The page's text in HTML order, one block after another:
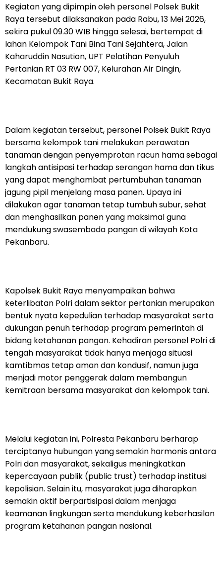
Kegiatan yang dipimpin oleh personel Polsek Bukit
Raya tersebut dilaksanakan pada Rabu, 13 Mei 2026,
sekira pukul 09.30 WIB hingga selesai, bertempat di
lahan Kelompok Tani Bina Tani Sejahtera, Jalan
Kaharuddin Nasution, UPT Pelatihan Penyuluh
Pertanian RT 03 RW 007, Kelurahan Air Dingin,
Kecamatan Bukit Raya.
Dalam kegiatan tersebut, personel Polsek Bukit Raya
bersama kelompok tani melakukan perawatan
tanaman dengan penyemprotan racun hama sebagai
langkah antisipasi terhadap serangan hama dan tikus
yang dapat menghambat pertumbuhan tanaman
jagung pipil menjelang masa panen. Upaya ini
dilakukan agar tanaman tetap tumbuh subur, sehat
dan menghasilkan panen yang maksimal guna
mendukung swasembada pangan di wilayah Kota
Pekanbaru.
Kapolsek Bukit Raya menyampaikan bahwa
keterlibatan Polri dalam sektor pertanian merupakan
bentuk nyata kepedulian terhadap masyarakat serta
dukungan penuh terhadap program pemerintah di
bidang ketahanan pangan. Kehadiran personel Polri di
tengah masyarakat tidak hanya menjaga situasi
kamtibmas tetap aman dan kondusif, namun juga
menjadi motor penggerak dalam membangun
kemitraan bersama masyarakat dan kelompok tani.
Melalui kegiatan ini, Polresta Pekanbaru berharap
terciptanya hubungan yang semakin harmonis antara
Polri dan masyarakat, sekaligus meningkatkan
kepercayaan publik (public trust) terhadap institusi
kepolisian. Selain itu, masyarakat juga diharapkan
semakin aktif berpartisipasi dalam menjaga
keamanan lingkungan serta mendukung keberhasilan
program ketahanan pangan nasional.